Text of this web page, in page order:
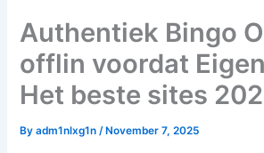
Authentiek Bingo
offlin voordat
Het beste sites
Byadm1nlxg1n /November 7, 2025